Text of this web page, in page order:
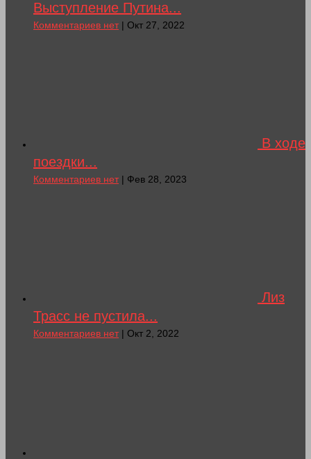
Выступление Путина...
Комментариев нет| Окт 27, 2022
В ходе
поездки...
Комментариев нет| Фев 28, 2023
Лиз
Трасс не пустила...
Комментариев нет| Окт 2, 2022